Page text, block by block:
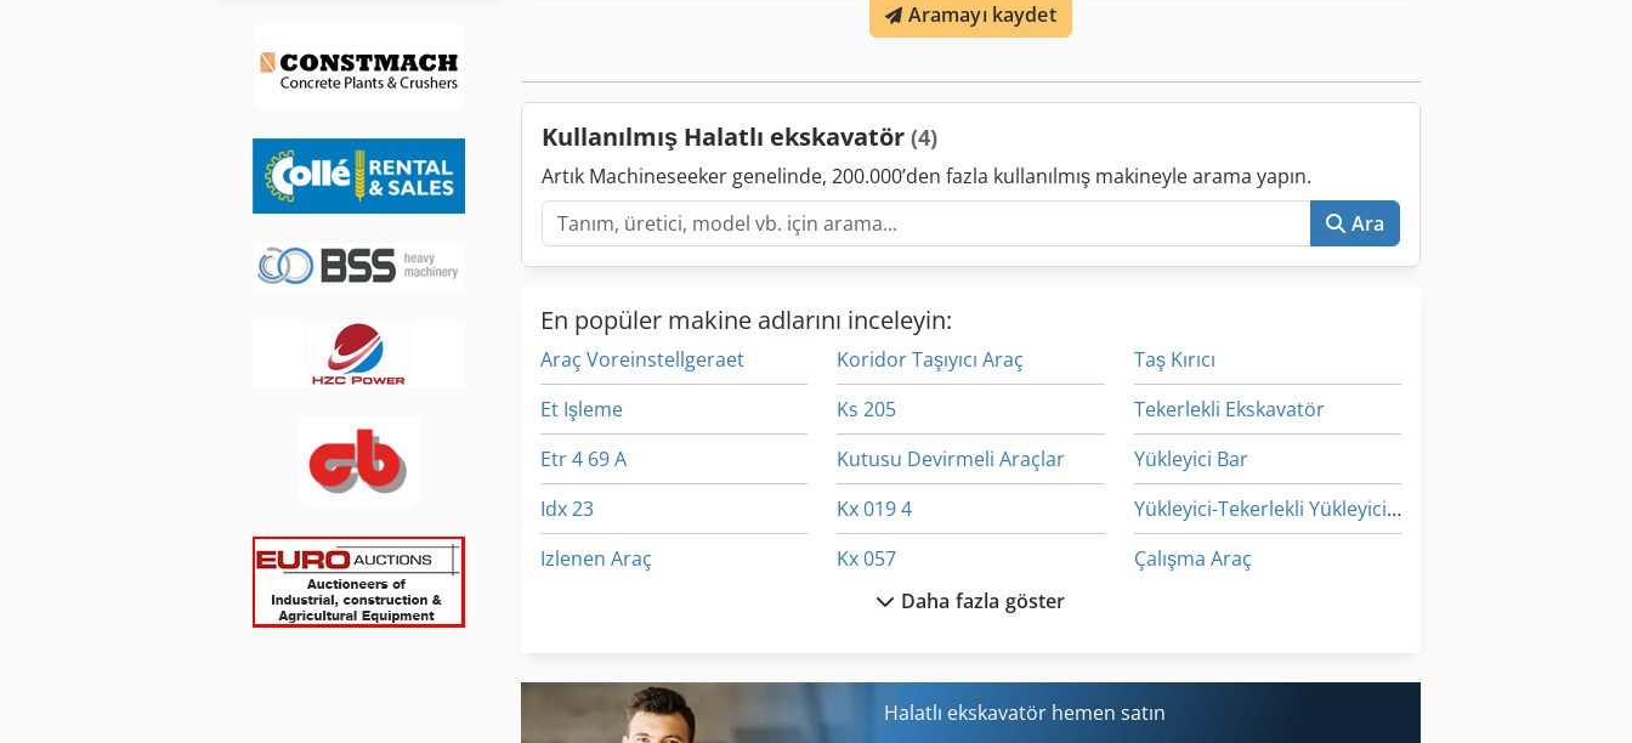
Aramayı kaydet
Kullanılmış Halatlı ekskavatör (4)
Artık Machineseeker genelinde, 200.000’den fazla kullanılmış makineyle arama yapın.
Ara
En popüler makine adlarını inceleyin:
Araç Voreinstellgeraet
Et Işleme
Etr 4 69 A
Idx 23
Izlenen Araç
Kaldırma Devirmeli Araçlar
Koridor Taşıyıcı Araç
Ks 205
Kutusu Devirmeli Araçlar
Kx 019 4
Kx 057
Köşe Araçları
Multi Fonksiyon Ekskavatör
Taş Kırıcı
Tekerlekli Ekskavatör
Yükleyici Bar
Yükleyici-Tekerlekli Yükleyici Iş Makinesi Ile
Çalışma Araç
Daha fazla göster
Halatlı ekskavatör hemen satın